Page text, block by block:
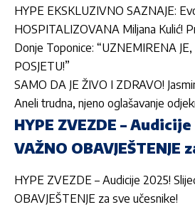
HYPE EKSKLUZIVNO SAZNAJE:
HOSPITALIZOVANA Miljana Kulić!
Donje Toponice: “UZNEMIRENA
POSJETU!”
SAMO DA JE ŽIVO I ZDRAVO!
Aneli trudna, njeno oglašavanje
HYPE ZVEZDE –
VAŽNO OBAVJEŠTENJE
HYPE ZVEZDE – Audicije 2025!
OBAVJEŠTENJE za sve učesnike!